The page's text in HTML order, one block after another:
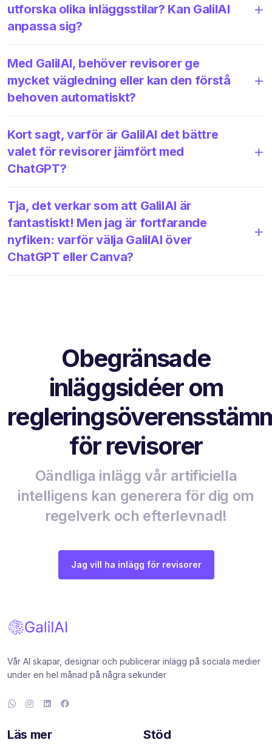
utforska olika inläggsstilar? Kan GalilAI
anpassa sig?
Med GalilAI, behöver revisorer ge
mycket vägledning eller kan den förstå
behoven automatiskt?
Kort sagt, varför är GalilAI det bättre
valet för revisorer jämfört med
ChatGPT?
Tja, det verkar som att GalilAI är
fantastiskt! Men jag är fortfarande
nyfiken: varför välja GalilAI över
ChatGPT eller Canva?
Obegränsade
inläggsidéer om
för revisorer
Oändliga inlägg vår artificiella
intelligens kan generera för dig om
regelverk och efterlevnad!
Jag vill ha inlägg för revisorer
Vår AI skapar, designar och publicerar inlägg på sociala medier
under en hel månad på några sekunder
Läs mer Stöd